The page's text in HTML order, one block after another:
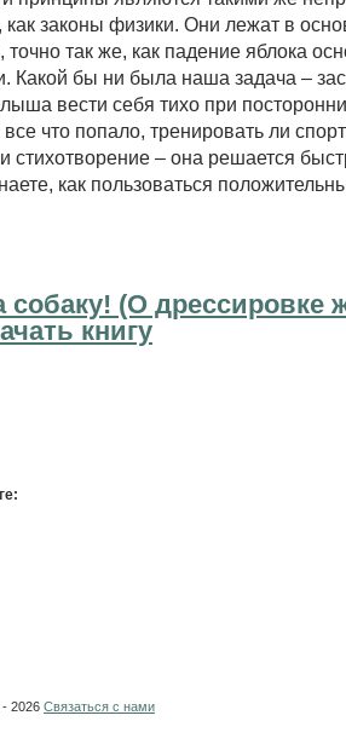
законы физики. Они лежат в
точно так же, как падение яблока
Какой бы ни была наша задача –
вести себя тихо при
что попало, тренировать ли
стихотворение – она решается
как пользоваться
собаку! (О дрессировке
книгу
- 2026 Связаться с нами